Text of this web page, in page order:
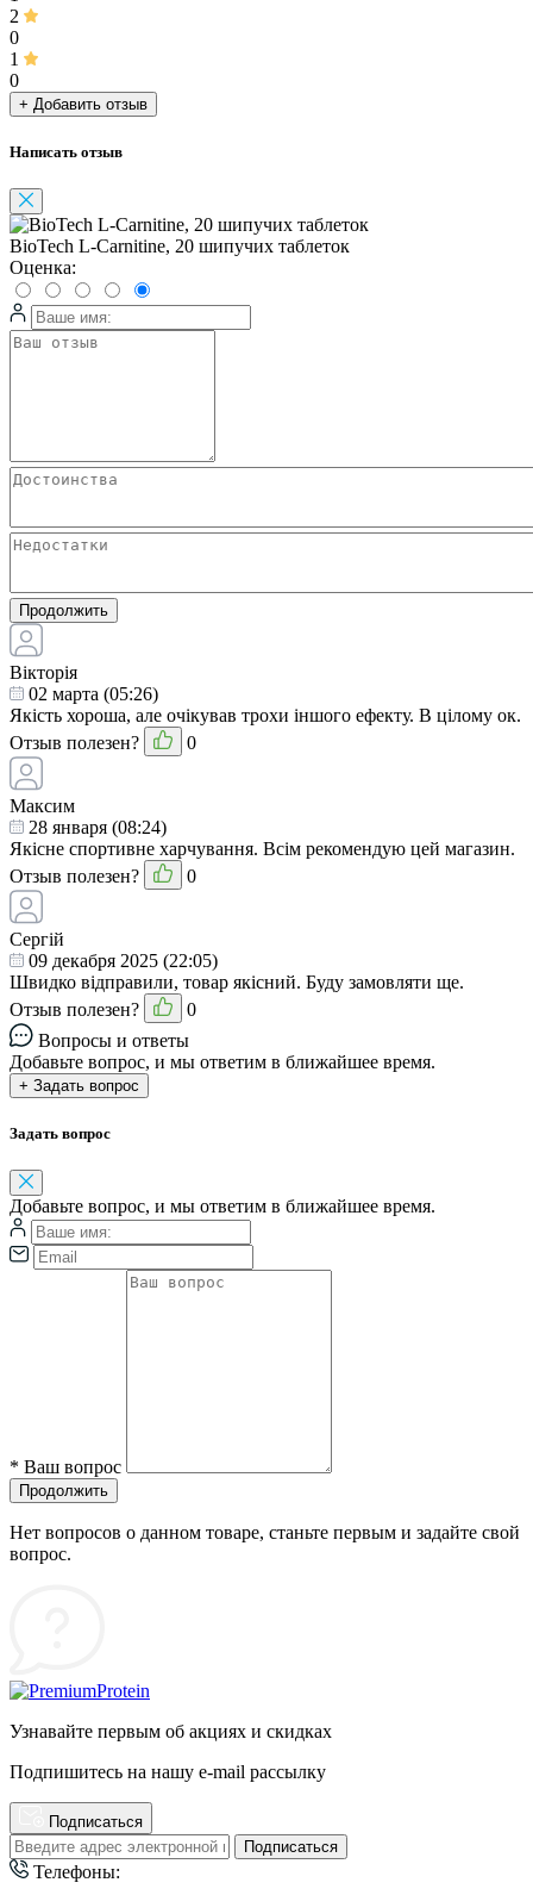
2
0
1
0
+ Добавить отзыв
Написать отзыв
BioTech L-Carnitine, 20 шипучих таблеток
Оценка:
Продолжить
Вікторія
02 марта (05:26)
Якість хороша, але очікував трохи іншого ефекту. В цілому ок.
Отзыв полезен?
0
Максим
28 января (08:24)
Якісне спортивне харчування. Всім рекомендую цей магазин.
Отзыв полезен?
0
Сергій
09 декабря 2025 (22:05)
Швидко відправили, товар якісний. Буду замовляти ще.
Отзыв полезен?
0
Вопросы и ответы
Добавьте вопрос, и мы ответим в ближайшее время.
+ Задать вопрос
Задать вопрос
Добавьте вопрос, и мы ответим в ближайшее время.
* Ваш вопрос
Продолжить
Нет вопросов о данном товаре, станьте первым и задайте свой
вопрос.
Узнавайте первым об акциях и скидках
Подпишитесь на нашу e-mail рассылку
Подписаться
Подписаться
Телефоны: